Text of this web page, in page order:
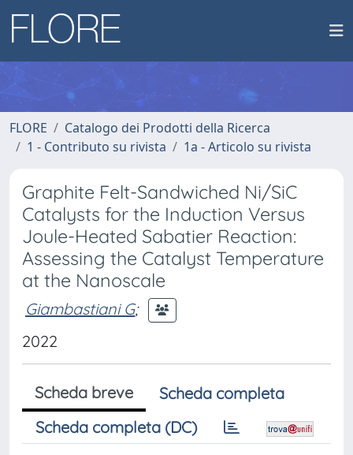
FLORE
Catalogo dei Prodotti della Ricerca
1 - Contributo su rivista
1a - Articolo su rivista
Graphite Felt-Sandwiched Ni/SiC
Catalysts for the Induction Versus
Joule-Heated Sabatier Reaction:
Assessing the Catalyst Temperature
at the Nanoscale
Giambastiani G;
2022
Scheda breve
Scheda completa
Scheda completa (DC)